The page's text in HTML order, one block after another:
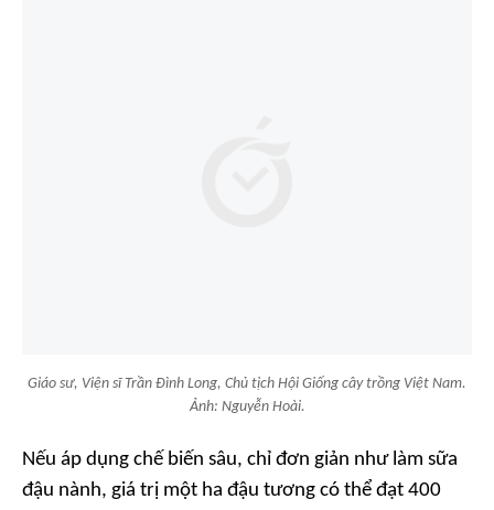
Giáo sư, Viện sĩ Trần Đình Long, Chủ tịch Hội Giống cây trồng Việt Nam.
Ảnh: Nguyễn Hoài.
Nếu áp dụng chế biến sâu, chỉ đơn giản như làm sữa
đậu nành, giá trị một ha đậu tương có thể đạt 400